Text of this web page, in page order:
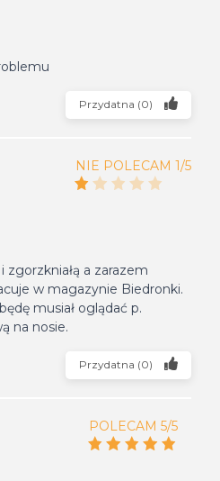
Przydatna (0)
NIE POLECAM 1/5
zgorzkniałą a zarazem
w magazynie Biedronki.
musiał oglądać p.
na nosie.
Przydatna (0)
POLECAM 5/5